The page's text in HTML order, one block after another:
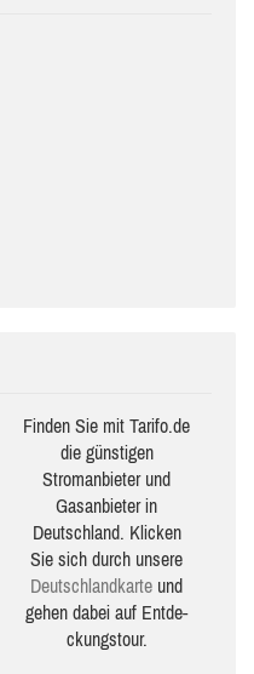
Finden Sie mit Tarifo.de
die güns­ti­gen
Stromanbieter und
Gasanbieter in
Deutschland. Klicken
Sie sich durch unsere
Deutsch­land­karte und
gehen dabei auf Ent­de­
ckungs­tour.